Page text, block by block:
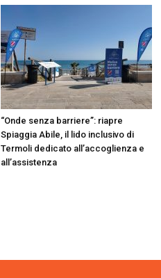
“Onde senza barriere”: riapre
Spiaggia Abile, il lido inclusivo di
Termoli dedicato all’accoglienza e
all’assistenza